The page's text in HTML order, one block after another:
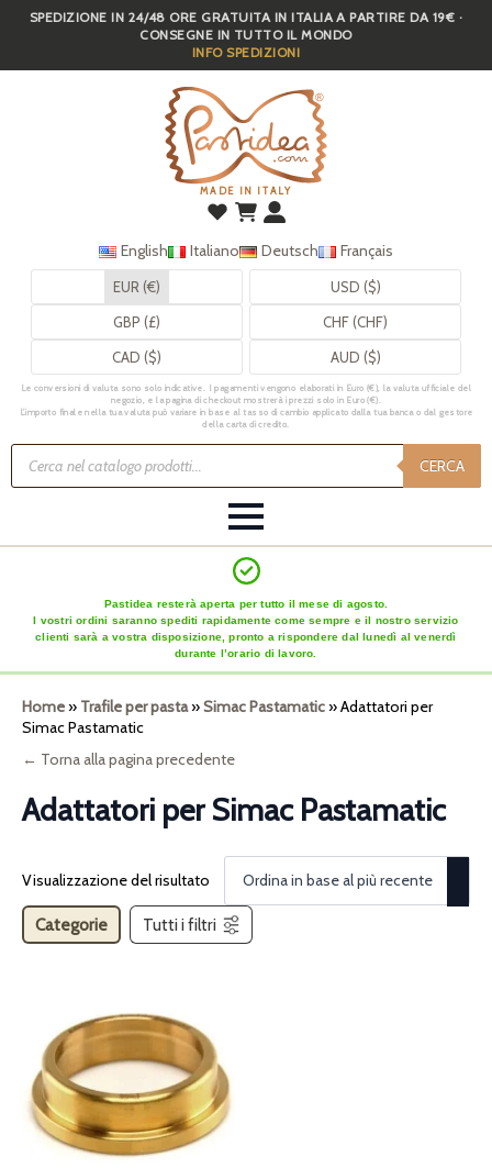
SkipSPEDIZIONE IN 24/48 ORE GRATUITA IN ITALIA A PARTIRE DA 19€ ·
CONSEGNE IN TUTTO IL MONDO
INFO SPEDIZIONI
MADE IN ITALY
English Italiano Deutsch Français
EUR (€)
USD ($)
GBP (£)
CHF (CHF)
CAD ($)
AUD ($)
Le conversioni di valuta sono solo indicative. I pagamenti vengono elaborati in Euro (€), la valuta ufficiale del
negozio, e la pagina di checkout mostrerà i prezzi solo in Euro (€).
L’importo finale nella tua valuta può variare in base al tasso di cambio applicato dalla tua banca o dal gestore
della carta di credito.
Ricerca
prodotti CERCA
Pastidea resterà aperta per tutto il mese di agosto.
I vostri ordini saranno spediti rapidamente come sempre e il nostro servizio
clienti sarà a vostra disposizione, pronto a rispondere dal lunedì al venerdì
durante l’orario di lavoro.
Home» Trafile per pasta»Simac Pastamatic»Adattatori per
Simac Pastamatic
← Torna alla pagina precedente
Adattatori per Simac Pastamatic
Visualizzazione del risultato
Categorie Tutti i filtri